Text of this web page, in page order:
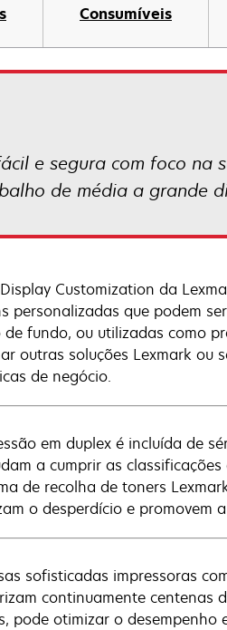
Consumíveis
e segura com foco na
de média a grande
Customization da
personalizadas que podem
de fundo, ou utilizadas como
outras soluções Lexmark ou
de negócio.
em duplex é incluída de
a cumprir as classificações
de recolha de toners
o desperdício e promovem
sofisticadas impressoras
continuamente centenas
pode otimizar o